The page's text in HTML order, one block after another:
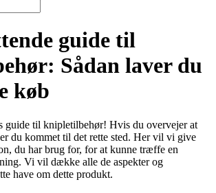
guide til
Sådan laver du
køb
guide til knipletilbehør! Hvis du overvejer at
du kommet til det rette sted. Her vil vi give
du har brug for, for at kunne træffe en
Vi vil dække alle de aspekter og
have om dette produkt.